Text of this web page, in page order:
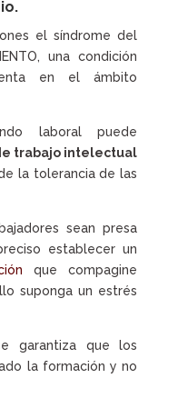
el síndrome del
una condición
en el ámbito
laboral puede
trabajo intelectual
la tolerancia de las
sean presa
establecer un
que compagine
suponga un estrés
garantiza que los
la formación y no